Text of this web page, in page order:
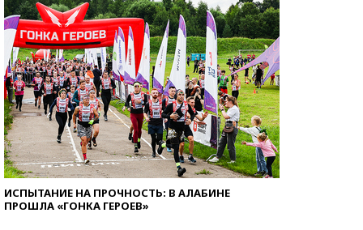
ИСПЫТАНИЕ НА ПРОЧНОСТЬ: В АЛАБИНЕ
ПРОШЛА «ГОНКА ГЕРОЕВ»